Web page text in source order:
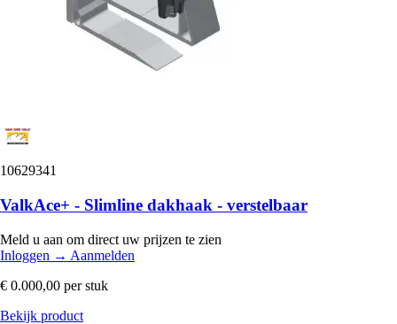
10629341
ValkAce+ - Slimline dakhaak - verstelbaar
Meld u aan om direct uw prijzen te zien
Inloggen → Aanmelden
€ 0.000,00 per stuk
Bekijk product